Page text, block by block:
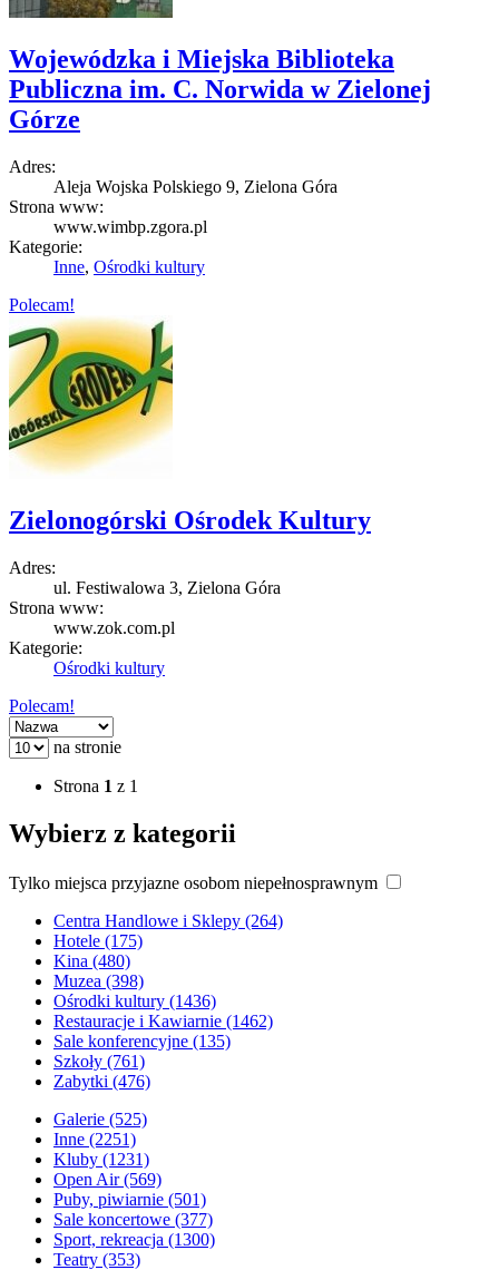
Wojewódzka i Miejska Biblioteka
Publiczna im. C. Norwida w Zielonej
Górze
Adres:
Aleja Wojska Polskiego 9, Zielona Góra
Strona www:
www.wimbp.zgora.pl
Kategorie:
Inne, Ośrodki kultury
Polecam!
Zielonogórski Ośrodek Kultury
Adres:
ul. Festiwalowa 3, Zielona Góra
Strona www:
www.zok.com.pl
Kategorie:
Ośrodki kultury
Polecam!
na stronie
Strona 1 z 1
Wybierz z kategorii
Tylko miejsca przyjazne osobom niepełnosprawnym
Centra Handlowe i Sklepy (264)
Hotele (175)
Kina (480)
Muzea (398)
Ośrodki kultury (1436)
Restauracje i Kawiarnie (1462)
Sale konferencyjne (135)
Szkoły (761)
Zabytki (476)
Galerie (525)
Inne (2251)
Kluby (1231)
Open Air (569)
Puby, piwiarnie (501)
Sale koncertowe (377)
Sport, rekreacja (1300)
Teatry (353)